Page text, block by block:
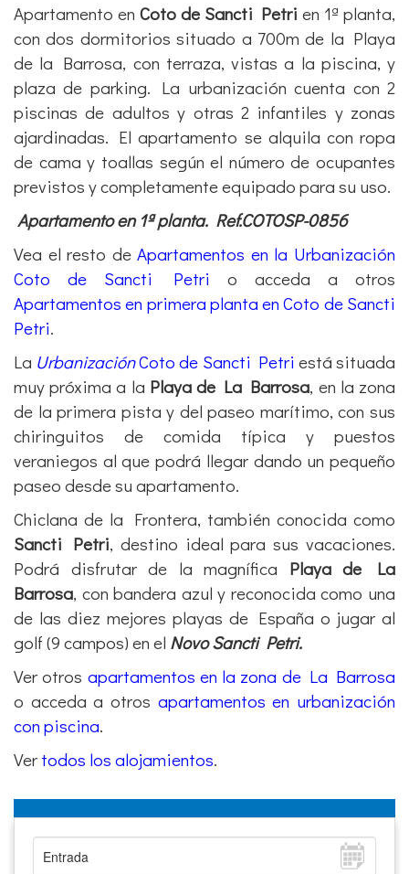
Apartamento en Coto de Sancti Petri en 1ª planta,
con dos dormitorios situado a 700m de la Playa
de la Barrosa, con terraza, vistas a la piscina, y
plaza de parking. La urbanización cuenta con 2
piscinas de adultos y otras 2 infantiles y zonas
ajardinadas. El apartamento se alquila con ropa
de cama y toallas según el número de ocupantes
previstos y completamente equipado para su uso.
Apartamento en 1ª planta. Ref.COTOSP-0856
Vea el resto deApartamentos en la Urbanización
Coto de Sancti Petri o acceda a otros
Apartamentos en primera planta en Coto de Sancti
Petri.
La UrbanizaciónCoto de Sancti Petri está situada
muy próxima a la Playa de La Barrosa, en la zona
de la primera pista y del paseo marítimo, con sus
chiringuitos de comida típica y puestos
veraniegos al que podrá llegar dando un pequeño
paseo desde su apartamento.
Chiclana de la Frontera, también conocida como
Sancti Petri, destino ideal para sus vacaciones.
Podrá disfrutar de la magnífica Playa de La
Barrosa, con bandera azul y reconocida como una
de las diez mejores playas de España o jugar al
golf (9 campos) en el Novo Sancti Petri.
Ver otros apartamentos en la zona de La Barrosa
o acceda a otros apartamentos en urbanización
con piscina.
Ver todos los alojamientos.